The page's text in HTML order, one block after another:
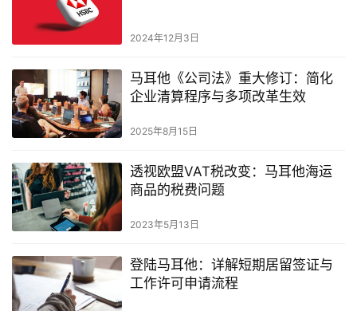
2024年12月3日
马耳他《公司法》重大修订：简化
企业清算程序与多项改革生效
2025年8月15日
透视欧盟VAT税改变：马耳他海运
商品的税费问题
2023年5月13日
登陆马耳他：详解短期居留签证与
工作许可申请流程